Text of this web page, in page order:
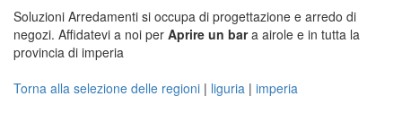
Soluzioni Arredamenti si occupa di progettazione e arredo di
negozi. Affidatevi a noi per Aprire un bara airole e in tutta la
provincia di imperia
Torna alla selezione delle regioni | liguria | imperia